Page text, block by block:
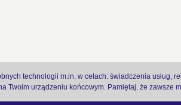
technologii m.in. w celach: świadczenia usług,
Twoim urządzeniu końcowym. Pamiętaj, że zawsze